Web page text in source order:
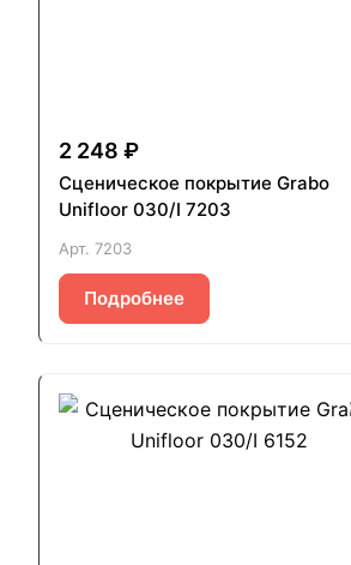
2 248 ₽
Сценическое покрытие Grabo
Unifloor 030/I 7203
Арт. 7203
Подробнее